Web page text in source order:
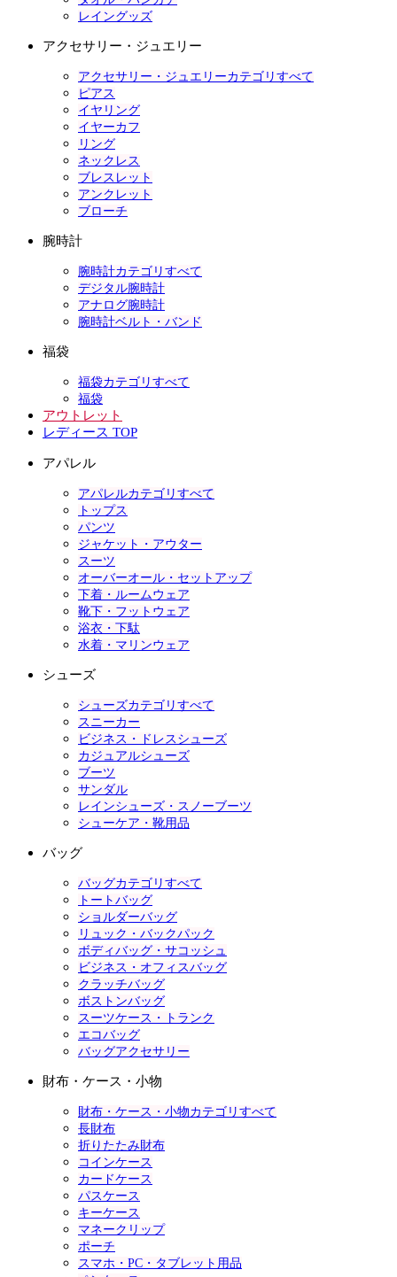
レイングッズ
アクセサリー・ジュエリー
アクセサリー・ジュエリーカテゴリすべて
ピアス
イヤリング
イヤーカフ
リング
ネックレス
ブレスレット
アンクレット
ブローチ
腕時計
腕時計カテゴリすべて
デジタル腕時計
アナログ腕時計
腕時計ベルト・バンド
福袋
福袋カテゴリすべて
福袋
アウトレット
レディース TOP
アパレル
アパレルカテゴリすべて
トップス
パンツ
ジャケット・アウター
スーツ
オーバーオール・セットアップ
下着・ルームウェア
靴下・フットウェア
浴衣・下駄
水着・マリンウェア
シューズ
シューズカテゴリすべて
スニーカー
ビジネス・ドレスシューズ
カジュアルシューズ
ブーツ
サンダル
レインシューズ・スノーブーツ
シューケア・靴用品
バッグ
バッグカテゴリすべて
トートバッグ
ショルダーバッグ
リュック・バックパック
ボディバッグ・サコッシュ
ビジネス・オフィスバッグ
クラッチバッグ
ボストンバッグ
スーツケース・トランク
エコバッグ
バッグアクセサリー
財布・ケース・小物
財布・ケース・小物カテゴリすべて
長財布
折りたたみ財布
コインケース
カードケース
パスケース
キーケース
マネークリップ
ポーチ
スマホ・PC・タブレット用品